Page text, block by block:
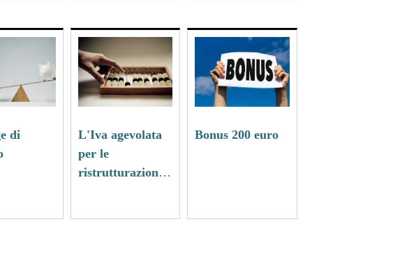
di
L'Iva agevolata
per le
ristrutturazioni
Bonus 200 euro